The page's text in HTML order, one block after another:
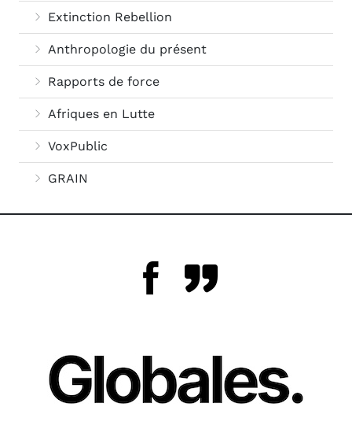
Extinction Rebellion
Anthropologie du présent
Rapports de force
Afriques en Lutte
VoxPublic
GRAIN